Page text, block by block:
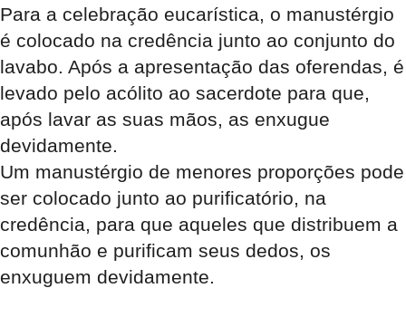
Para a celebração eucarística, o manustérgio
é colocado na credência junto ao conjunto do
lavabo. Após a apresentação das oferendas, é
levado pelo acólito ao sacerdote para que,
após lavar as suas mãos, as enxugue
devidamente.
Um manustérgio de menores proporções pode
ser colocado junto ao purificatório, na
credência, para que aqueles que distribuem a
comunhão e purificam seus dedos, os
enxuguem devidamente.